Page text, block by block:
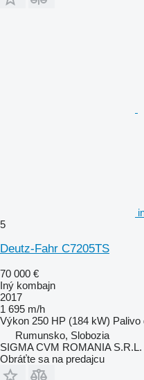
5
Deutz-Fahr C7205TS
70 000 €
Iný kombajn
2017
1 695 m/h
Výkon 250 HP (184 kW) Palivo
Rumunsko, Slobozia
SIGMA CVM ROMANIA S.R.L.
Obráťte sa na predajcu